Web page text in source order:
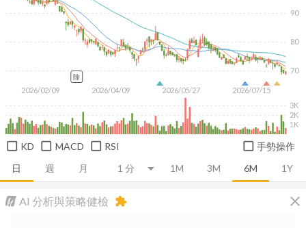
日 週 月 1M 3M 6M 1Y
2026/02/09 2026/04/09 2026/05/27 2026/07/15
70
80
90
1K
2K
3K
除
KD MACD RSI 手勢操作
AI 分析與策略健檢 close
extension